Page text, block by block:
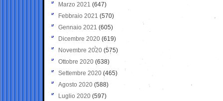
Marzo 2021 (647)
Febbraio 2021 (570)
Gennaio 2021 (605)
Dicembre 2020 (619)
Novembre 2020 (575)
Ottobre 2020 (638)
Settembre 2020(465)
Agosto 2020 (588)
Luglio 2020 (597)